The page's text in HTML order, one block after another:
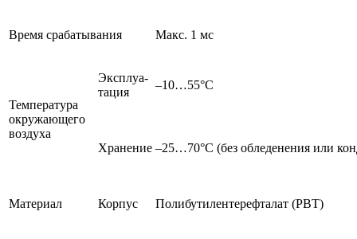
Время срабатывания Макс. 1 мс
Температура
окружающего
воздуха
Эксплуа-
тация
–10…55°C
Хранение –25…70°C (без обледенения или
Материал Корпус Полибутилентерефталат (PBT)